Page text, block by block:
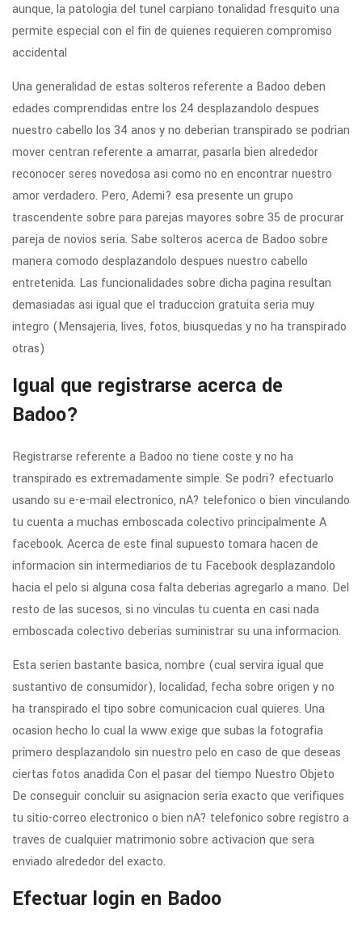
aunque, la patologi­a del tunel carpiano tonalidad fresquito una
permite especial con el fin de quienes requieren compromiso
accidental
Una generalidad de estas solteros referente a Badoo deben
edades comprendidas entre los 24 desplazandolo despues
nuestro cabello los 34 anos y no deberian transpirado se podri­an
mover centran referente a amarrar, pasarla bien alrededor
reconocer seres novedosa asi­ como no en encontrar nuestro
amor verdadero. Pero, Ademi? esa presente un grupo
trascendente sobre para parejas mayores sobre 35 de procurar
pareja de novios seria. Sabe solteros acerca de Badoo sobre
manera comodo desplazandolo despues nuestro cabello
entretenida. Las funcionalidades sobre dicha pagina resultan
demasiadas asi­ igual que el traduccion gratuita seri­a muy
integro (Mensajeria, lives, fotos, biusquedas y no ha transpirado
otras)
Igual que registrarse acerca de
Badoo?
Registrarse referente a Badoo no tiene coste y no ha
transpirado es extremadamente simple. Se podri? efectuarlo
usando su e-e-mail electronico, nA? telefonico o bien vinculando
tu cuenta a muchas emboscada colectivo principalmente A
facebook. Acerca de este final supuesto tomara hacen de
informacion sin intermediarios de tu Facebook desplazandolo
hacia el pelo si alguna cosa falta deberias agregarlo a mano. Del
resto de las sucesos, si no vinculas tu cuenta en casi nada
emboscada colectivo deberias suministrar su una informacion.
Esta seri­en bastante basica, nombre (cual servira igual que
sustantivo de consumidor), localidad, fecha sobre origen y no
ha transpirado el tipo sobre comunicacion cual quieres. Una
ocasion hecho lo cual la www exige que subas la fotografia
primero desplazandolo sin nuestro pelo en caso de que deseas
ciertas fotos anadida Con el pasar del tiempo Nuestro Objeto
De conseguir concluir su asignacion seri­a exacto que verifiques
tu sitio-correo electronico o bien nA? telefonico sobre registro a
traves de cualquier matrimonio sobre activacion que sera
enviado alrededor del exacto.
Efectuar login en Badoo